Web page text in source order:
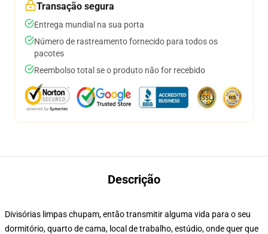
Transação segura
Entrega mundial na sua porta
Número de rastreamento fornecido para todos os
pacotes
Reembolso total se o produto não for recebido
Descrição
Divisórias limpas chupam, então transmitir alguma vida para o seu
dormitório, quarto de cama, local de trabalho, estúdio, onde quer que